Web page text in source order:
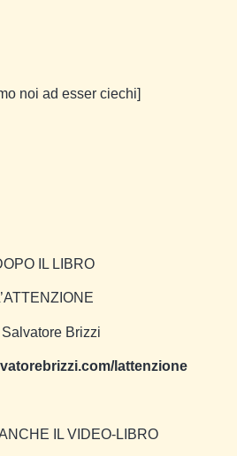
noi ad esser ciechi]
IL LIBRO
Brizzi
lattenzione
IL VIDEO-LIBRO